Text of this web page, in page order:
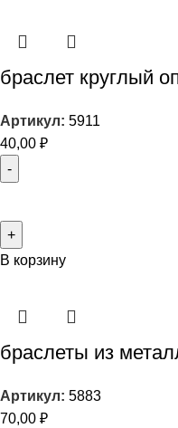
браслет круглый
Артикул: 5911
40,00 ₽
В корзину
браслеты из
Артикул: 5883
70,00 ₽